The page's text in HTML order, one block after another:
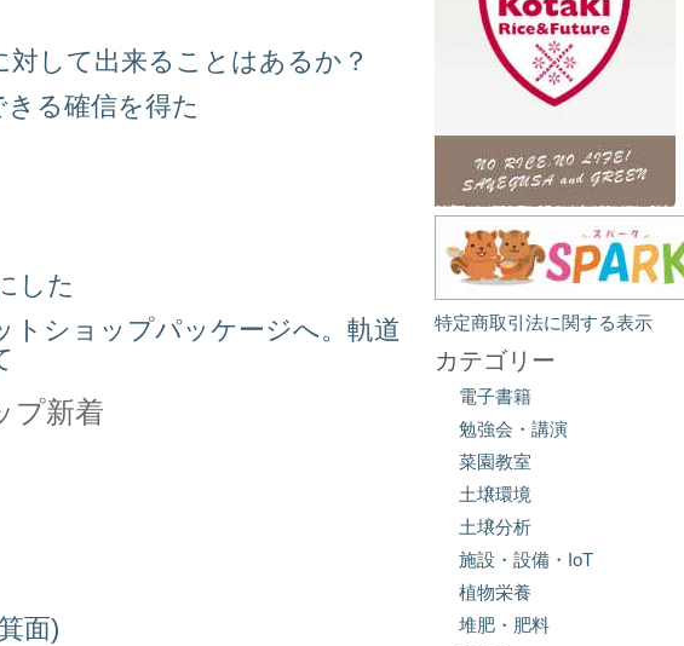
して出来ることはあるか？
る確信を得た
した
トショップパッケージへ。軌道
プ新着
面)
特定商取引法に関する表示
カテゴリー
電子書籍
勉強会・講演
菜園教室
土壌環境
土壌分析
施設・設備・IoT
植物栄養
堆肥・肥料